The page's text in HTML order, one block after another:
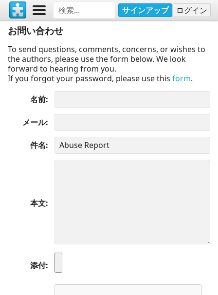
サインアップ ログイン
お問い合わせ
To send questions, comments, concerns, or wishes to
the authors, please use the form below. We look
forward to hearing from you.
If you forgot your password, please use this form.
名前
メール
件名
本文
添付